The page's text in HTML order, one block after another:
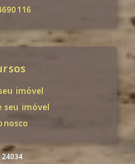
imóvel
seu imóvel
24034